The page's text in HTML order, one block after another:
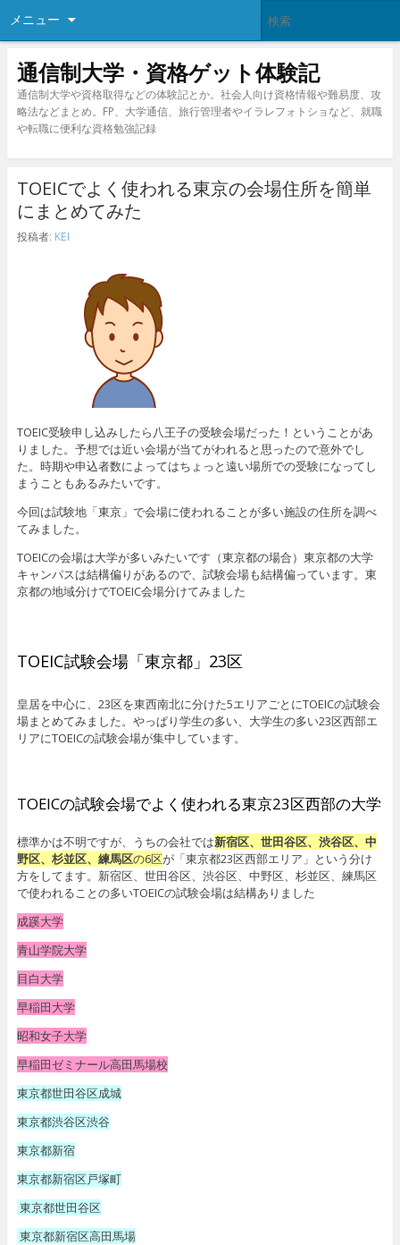
メニュー
通信制大学・資格ゲット体験記
通信制大学や資格取得などの体験記とか。社会人向け資格情報や難易度、攻
略法などまとめ。FP、大学通信、旅行管理者やイラレフォトショなど、就職
や転職に便利な資格勉強記録
TOEICでよく使われる東京の会場住所を簡単
にまとめてみた
投稿者: KEI
TOEIC受験申し込みしたら八王子の受験会場だった！ということがあ
りました。予想では近い会場が当てがわれると思ったので意外でし
た。時期や申込者数によってはちょっと遠い場所での受験になってし
まうこともあるみたいです。
今回は試験地「東京」で会場に使われることが多い施設の住所を調べ
てみました。
TOEICの会場は大学が多いみたいです（東京都の場合）東京都の大学
キャンパスは結構偏りがあるので、試験会場も結構偏っています。東
京都の地域分けでTOEIC会場分けてみました
TOEIC試験会場「東京都」23区
皇居を中心に、23区を東西南北に分けた5エリアごとにTOEICの試験会
場まとめてみました。やっぱり学生の多い、大学生の多い23区西部エ
リアにTOEICの試験会場が集中しています。
TOEICの試験会場でよく使われる東京23区西部の大学
標準かは不明ですが、うちの会社では新宿区、世田谷区、渋谷区、中
野区、杉並区、練馬区の6区が「東京都23区西部エリア」という分け
方をしてます。新宿区、世田谷区、渋谷区、中野区、杉並区、練馬区
で使われることの多いTOEICの試験会場は結構ありました
成蹊大学
青山学院大学
目白大学
早稲田大学
昭和女子大学
早稲田ゼミナール高田馬場校
東京都世田谷区成城
東京都渋谷区渋谷
東京都新宿
東京都新宿区戸塚町
東京都世田谷区
東京都新宿区高田馬場